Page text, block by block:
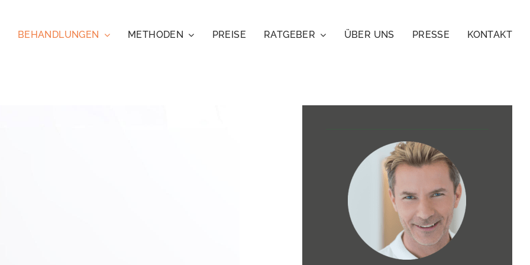
BEHANDLUNGEN METHODEN PREISE RATGEBER ÜBER UNS PRESSE KONTAKT